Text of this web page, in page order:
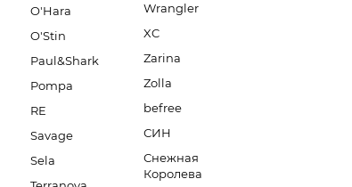
O'Hara
O'Stin
Paul&Shark
Pompa
RE
Savage
Sela
Wrangler
XC
Zarina
Zolla
befree
СИН
Снежная
Королева